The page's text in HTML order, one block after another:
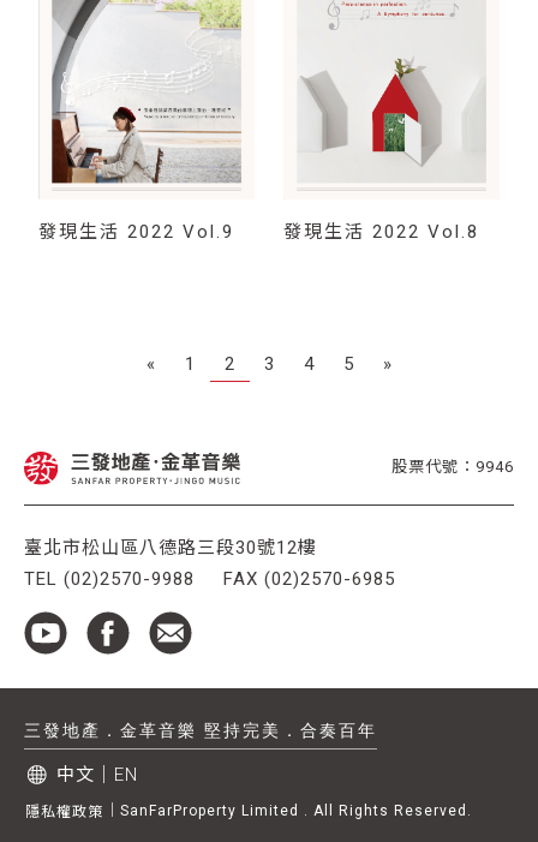
發現生活 2022 Vol.9 發現生活 2022 Vol.8
« 1 2 3 4 5 »
股票代號：9946
臺北市松山區八德路三段30號12樓
TEL (02)2570-9988
FAX (02)2570-6985
三發地產．金革音樂 堅持完美．合奏百年
中文 EN
隱私權政策 SanFarProperty Limited . All Rights Reserved.